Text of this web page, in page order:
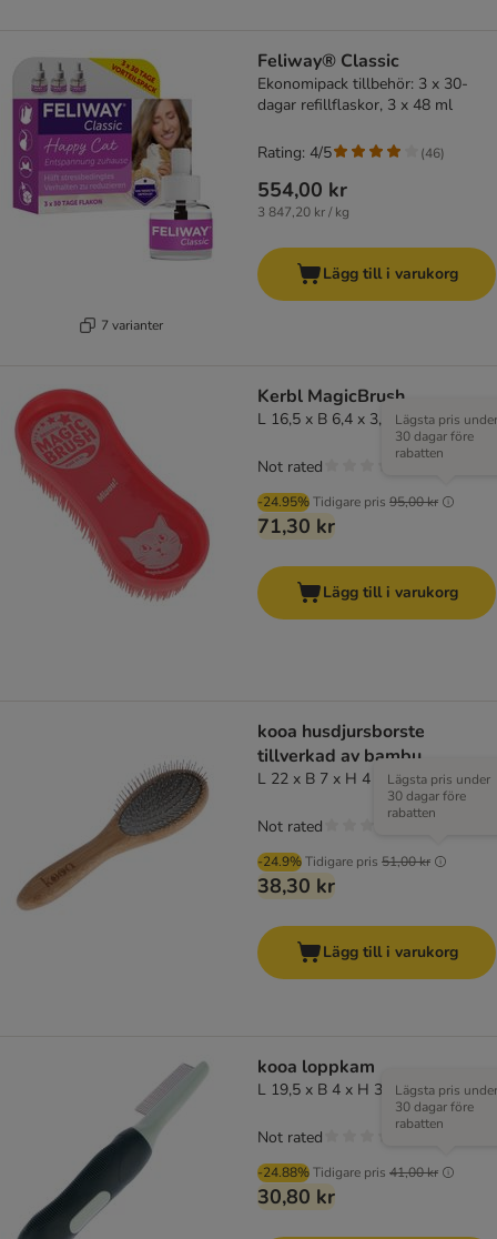
7 varianter
Feliway® Classic
Ekonomipack tillbehör: 3 x 30-
dagar refillflaskor, 3 x 48 ml
554,00 kr
3 847,20 kr / kg
Rating: 4/5 (46)
Lägg till i varukorg
Kerbl MagicBrush
L 16,5 x B 6,4 x 3,5 cm
-24.95%Tidigare pris 95,00 kr
Lägsta pris under
30 dagar före
rabatten
71,30 kr
Not rated
Lägg till i varukorg
kooa husdjursborste
tillverkad av bambu
L 22 x B 7 x H 4 cm
-24.9%Tidigare pris 51,00 kr
Lägsta pris under
30 dagar före
rabatten
38,30 kr
Not rated
Lägg till i varukorg
kooa loppkam
L 19,5 x B 4 x H 3,5 cm
-24.88%Tidigare pris 41,00 kr
Lägsta pris under
30 dagar före
rabatten
30,80 kr
Not rated